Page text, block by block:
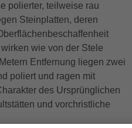
polierter, teilweise rau
Steinplatten, deren
wie von der Stele
Entfernung liegen zwei
poliert und ragen mit
des Ursprünglichen
und vorchristliche